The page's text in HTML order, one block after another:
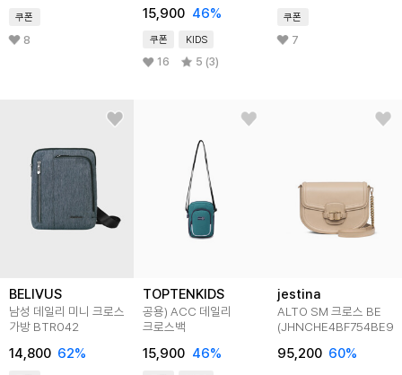
쿠폰
8
15,900 46%
쿠폰 KIDS
16 5 (3)
쿠폰
7
BELIVUS
남성 데일리 미니 크로스
가방 BTR042
14,800 62%
TOPTENKIDS
공용) ACC 데일리
크로스백
15,900 46%
jestina
ALTO SM 크로스 BE
95,200 60%